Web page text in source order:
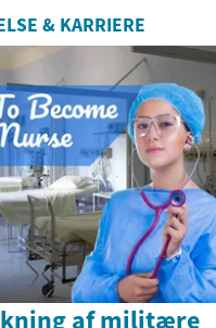
& KARRIERE
af militære